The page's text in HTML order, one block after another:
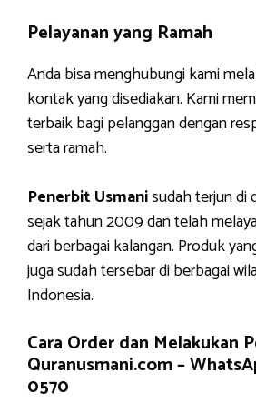
Pelayanan yang Ramah
Anda bisa menghubungi kami
kontak yang disediakan. Kami
terbaik bagi pelanggan dengan
serta ramah.
Penerbit Usmanisudah terjun di
sejak tahun 2009 dan telah
dari berbagai kalangan. Produk
juga sudah tersebar di berbagai
Indonesia.
Cara Order dan Melakukan
Quranusmani.com –
0570